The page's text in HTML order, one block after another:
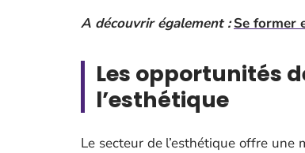
A découvrir également : Se former
Les opportunités
l’esthétique
Le secteur de l’esthétique offre